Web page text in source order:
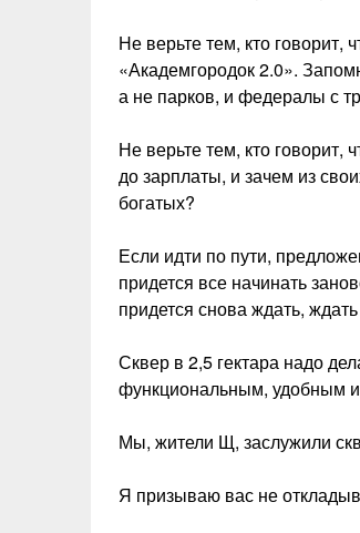
Не верьте тем, кто
«Академгородок 2.0».
а не парков, и федералы с
Не верьте тем, кто
до зарплаты, и зачем из
богатых?
Если идти по пути,
придется все начинать
придется снова ждать,
Сквер в 2,5 гектара надо
функциональным, удобным
Мы, жители Щ, заслужили
Я призываю вас не